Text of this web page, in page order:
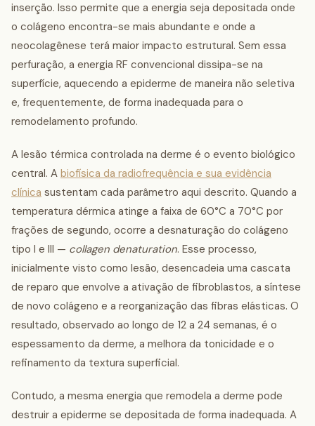
inserção. Isso permite que a energia seja depositada onde
o colágeno encontra-se mais abundante e onde a
neocolagênese terá maior impacto estrutural. Sem essa
perfuração, a energia RF convencional dissipa-se na
superfície, aquecendo a epiderme de maneira não seletiva
e, frequentemente, de forma inadequada para o
remodelamento profundo.
A lesão térmica controlada na derme é o evento biológico
central. A biofísica da radiofrequência e sua evidência
clínica sustentam cada parâmetro aqui descrito. Quando a
temperatura dérmica atinge a faixa de 60°C a 70°C por
frações de segundo, ocorre a desnaturação do colágeno
tipo I e III — collagen denaturation. Esse processo,
inicialmente visto como lesão, desencadeia uma cascata
de reparo que envolve a ativação de fibroblastos, a síntese
de novo colágeno e a reorganização das fibras elásticas. O
resultado, observado ao longo de 12 a 24 semanas, é o
espessamento da derme, a melhora da tonicidade e o
refinamento da textura superficial.
Contudo, a mesma energia que remodela a derme pode
destruir a epiderme se depositada de forma inadequada. A